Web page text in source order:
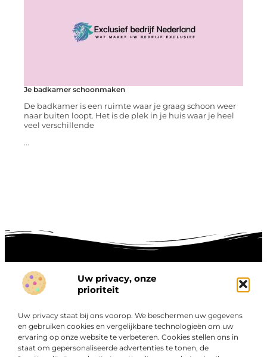
Uw privacy, onze
prioriteit
Uw privacy staat bij ons voorop. We beschermen uw gegevens
en gebruiken cookies en vergelijkbare technologieën om uw
ervaring op onze website te verbeteren. Cookies stellen ons in
staat om gepersonaliseerde advertenties te tonen, de
Je badkamer schoonmaken
De badkamer is een ruimte waar je graag schoon weer
naar buiten loopt. Het is de plek in je huis waar je heel
veel verschillende
...
Over
Bedrijf
“Ontdek een wereld van boeiende blogs en artikelen die
je zowel inspireren als informeren.”
Onze informatie